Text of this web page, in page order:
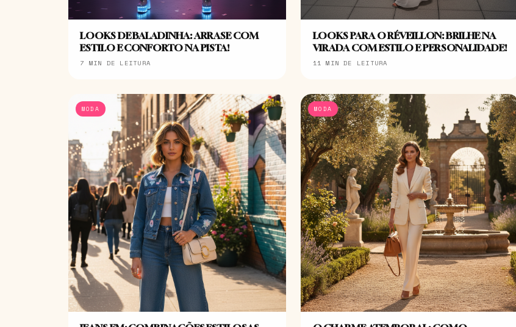
LOOKS DE BALADINHA: ARRASE COM
ESTILO E CONFORTO NA PISTA!
7 MIN DE LEITURA
LOOKS PARA O RÉVEILLON: BRILHE NA
VIRADA COM ESTILO E PERSONALIDADE!
11 MIN DE LEITURA
MODA MODA